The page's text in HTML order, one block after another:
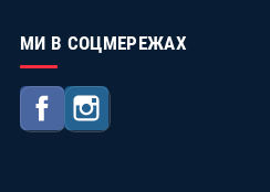
МИ В СОЦМЕРЕЖАХ
Facebook